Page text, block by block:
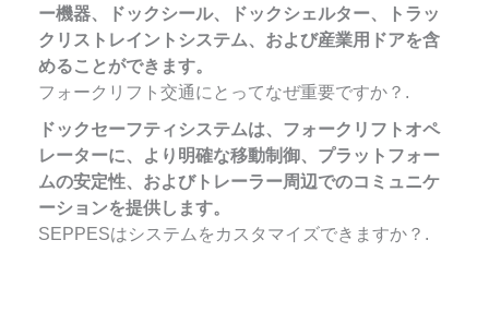
ー機器、ドックシール、ドックシェルター、トラッ
クリストレイントシステム、および産業用ドアを含
めることができます。
フォークリフト交通にとってなぜ重要ですか？.
ドックセーフティシステムは、フォークリフトオペ
レーターに、より明確な移動制御、プラットフォー
ムの安定性、およびトレーラー周辺でのコミュニケ
ーションを提供します。
SEPPESはシステムをカスタマイズできますか？.